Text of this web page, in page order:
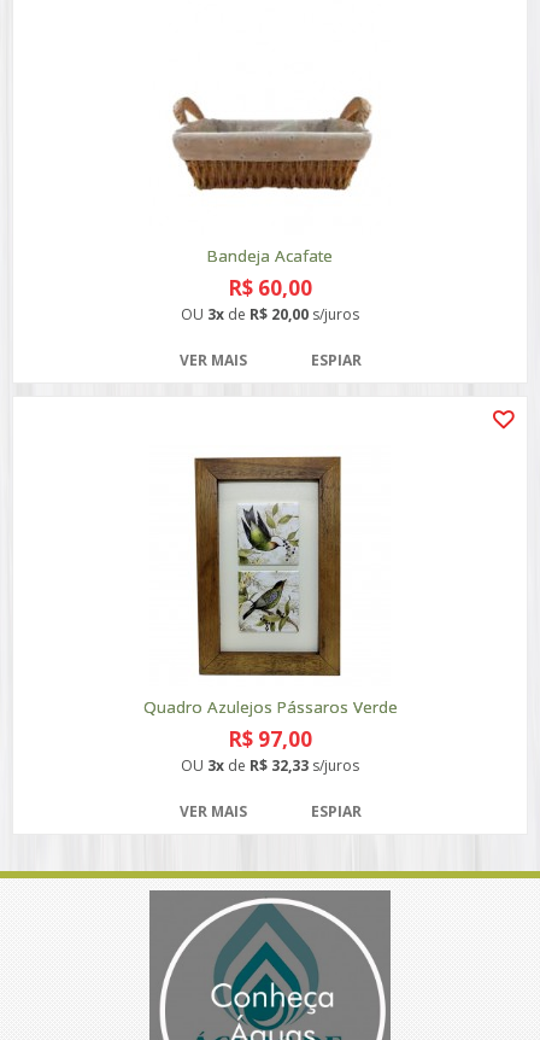
Bandeja Acafate
R$ 60,00
OU 3x de R$ 20,00 s/juros
VER MAIS ESPIAR
Quadro Azulejos Pássaros Verde
R$ 97,00
OU 3x de R$ 32,33 s/juros
VER MAIS ESPIAR